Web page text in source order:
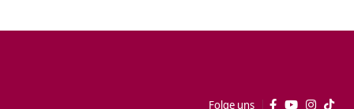
Folge uns